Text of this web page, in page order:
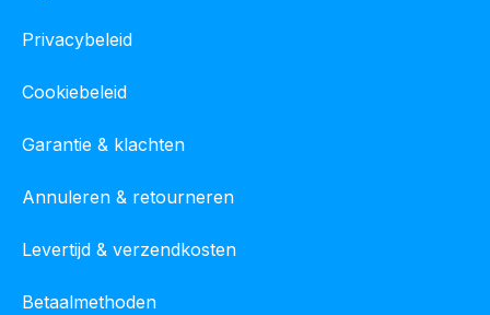
Privacybeleid
Cookiebeleid
Garantie & klachten
Annuleren & retourneren
Levertijd & verzendkosten
Betaalmethoden